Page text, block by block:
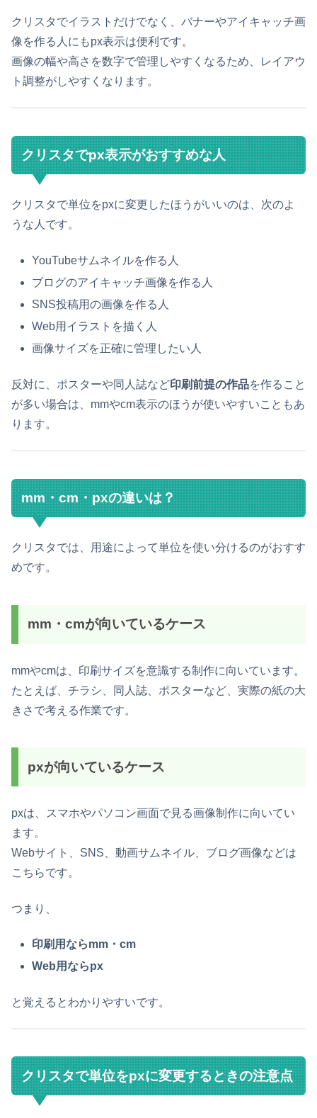
クリスタでイラストだけでなく、バナーやアイキャッチ画
像を作る人にもpx表示は便利です。
画像の幅や高さを数字で管理しやすくなるため、レイアウ
ト調整がしやすくなります。
クリスタでpx表示がおすすめな人
クリスタで単位をpxに変更したほうがいいのは、次のよ
うな人です。
YouTubeサムネイルを作る人
ブログのアイキャッチ画像を作る人
SNS投稿用の画像を作る人
Web用イラストを描く人
画像サイズを正確に管理したい人
反対に、ポスターや同人誌など印刷前提の作品を作ること
が多い場合は、mmやcm表示のほうが使いやすいこともあ
ります。
mm・cm・pxの違いは？
クリスタでは、用途によって単位を使い分けるのがおすす
めです。
mm・cmが向いているケース
mmやcmは、印刷サイズを意識する制作に向いています。
たとえば、チラシ、同人誌、ポスターなど、実際の紙の大
きさで考える作業です。
pxが向いているケース
pxは、スマホやパソコン画面で見る画像制作に向いてい
ます。
Webサイト、SNS、動画サムネイル、ブログ画像などは
こちらです。
つまり、
印刷用ならmm・cm
Web用ならpx
と覚えるとわかりやすいです。
クリスタで単位をpxに変更するときの注意点